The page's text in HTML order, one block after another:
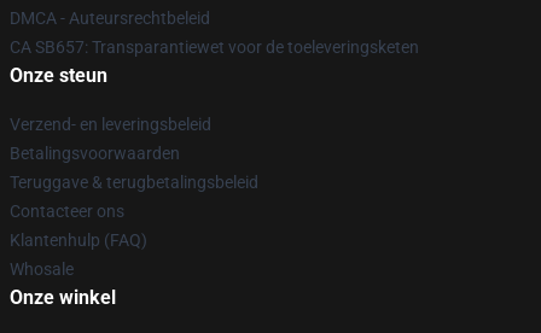
DMCA - Auteursrechtbeleid
CA SB657: Transparantiewet voor de toeleveringsketen
Onze steun
Verzend- en leveringsbeleid
Betalingsvoorwaarden
Teruggave & terugbetalingsbeleid
Contacteer ons
Klantenhulp (FAQ)
Whosale
Onze winkel